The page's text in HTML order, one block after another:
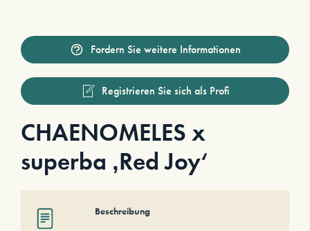
Fordern Sie weitere Informationen
Registrieren Sie sich als Profi
CHAENOMELES x
superba ‚Red Joy‘
Beschreibung